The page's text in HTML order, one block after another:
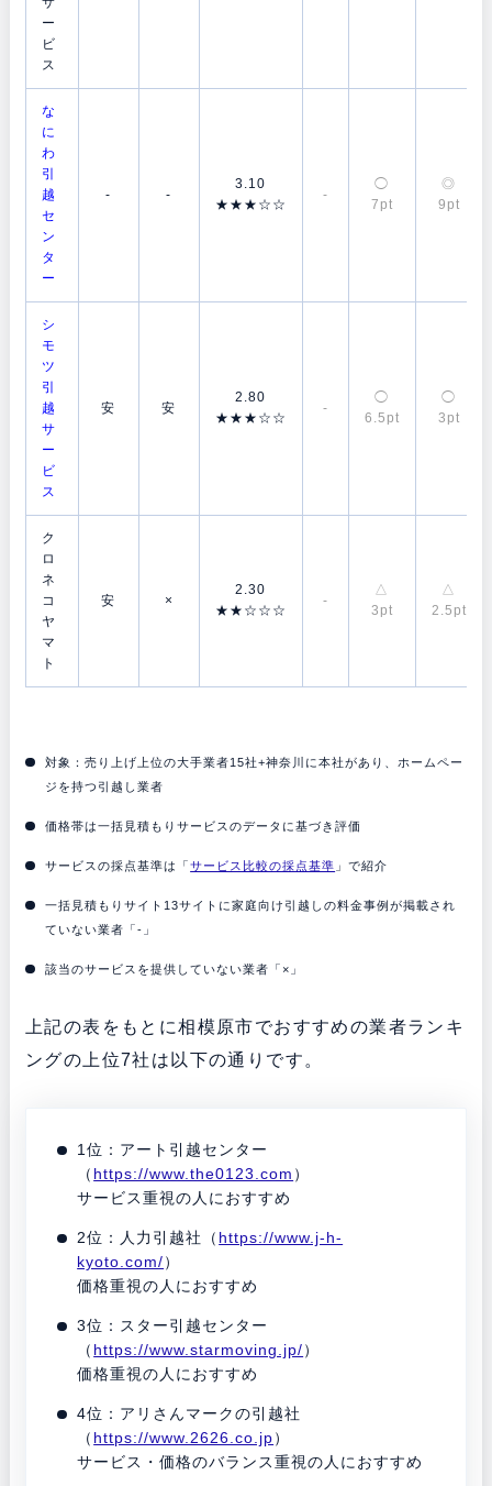
ー
ビ
ス
な
に
わ
引
越
セ
ン
タ
ー
- -
3.10
★★★☆☆
-
◯
7pt
◎
9pt
シ
モ
ツ
引
越
サ
ー
ビ
ス
安 安
2.80
★★★☆☆
-
◯
6.5pt
◯
3pt
ク
ロ
ネ
コ
ヤ
マ
ト
安 ×
2.30
★★☆☆☆
-
△
3pt
△
2.5pt
対象：売り上げ上位の大手業者15社+神奈川に本社があり、ホームペー
ジを持つ引越し業者
価格帯は一括見積もりサービスのデータに基づき評価
サービスの採点基準は「サービス比較の採点基準 」で紹介
一括見積もりサイト13サイトに家庭向け引越しの料金事例が掲載され
ていない業者「-」
該当のサービスを提供していない業者「×」
上記の表をもとに相模原市でおすすめの業者ランキ
ングの上位7社は以下の通りです。
1位：アート引越センター
（ https://www.the0123.com ）
サービス重視の人におすすめ
2位：人力引越社（ https://www.j-h-
kyoto.com/）
価格重視の人におすすめ
3位：スター引越センター
（ https://www.starmoving.jp/）
価格重視の人におすすめ
4位：アリさんマークの引越社
（ https://www.2626.co.jp）
サービス・価格のバランス重視の人におすすめ